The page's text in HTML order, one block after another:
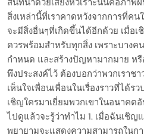
สนทนาด้วยเสียงหัวเราะนั้นคือภา
สิ่งเหล่านี้ที่เราคาดหวังจากการที่ค
จะมีสิ่งอื่นๆที่เกิดขึ้นได้อีกด้วย เมื่อ
ควรพร้อมสำหรับทุกสิ่ง เพราะบางค
กำหนด และสร้างปัญหามากมาย หรื
พึงประสงค์ไว้ ต้องบอกว่าพวกเราช
เห็นใจเพื่อนเพื่อนในเรื่องราวที่ได้ร
เชิญใครมาเยี่ยมพวกเขาในอนาค
ไปดูแล้วจะรู้ว่าทำไม 1. เมื่อฉันเชิ
พยายามจะแสดงความสามารถในก